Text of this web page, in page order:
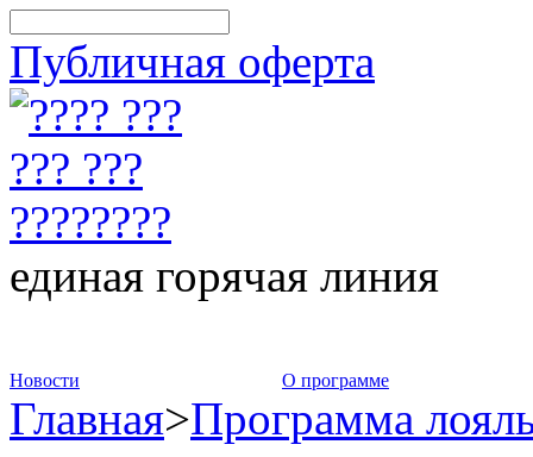
Публичная оферта
единая горячая линия
Новости О программе
Главная>Программа